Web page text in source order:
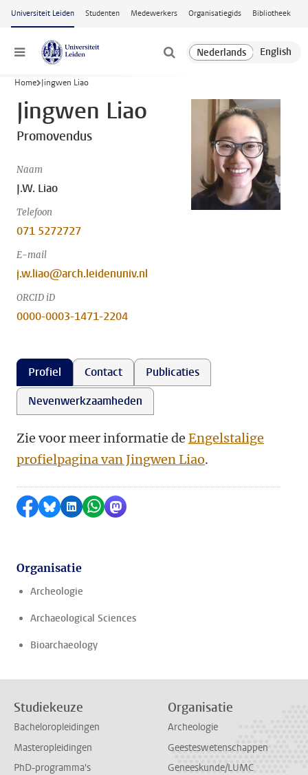
Ga naar hoofdinhoud
Universiteit Leiden Studenten Medewerkers Organisatiegids Bibliotheek
Menu
Home Jingwen Liao
Jingwen Liao
Promovendus
Naam
J.W. Liao
Telefoon
071 5272727
E-mail
j.w.liao@arch.leidenuniv.nl
ORCID iD
0000-0003-1471-2204
Profiel Contact
Publicaties
Nevenwerkzaamheden
Zie voor meer informatie de Engelstalige
profielpagina van Jingwen Liao.
Delen op Facebook
Delen via Bluesky
Delen op LinkedIn
Delen via WhatsApp
Delen via Mastodon
Organisatie
Archeologie
Archaeological Sciences
Bioarchaeology
Studiekeuze
Bacheloropleidingen
Masteropleidingen
PhD-programma's
Organisatie
Archeologie
Geesteswetenschappen
Geneeskunde/LUMC